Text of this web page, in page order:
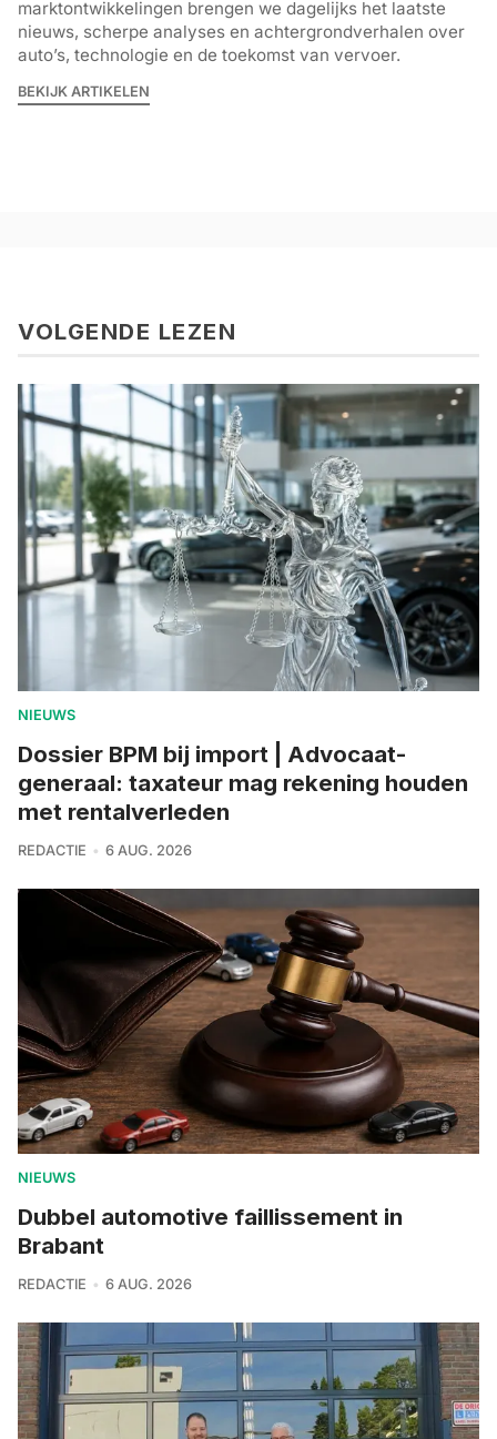
marktontwikkelingen brengen we dagelijks het laatste
nieuws, scherpe analyses en achtergrondverhalen over
auto’s, technologie en de toekomst van vervoer.
BEKIJK ARTIKELEN
VOLGENDE LEZEN
NIEUWS
Dossier BPM bij import | Advocaat-
generaal: taxateur mag rekening houden
met rentalverleden
REDACTIE 6 AUG. 2026
NIEUWS
Dubbel automotive faillissement in
Brabant
REDACTIE 6 AUG. 2026